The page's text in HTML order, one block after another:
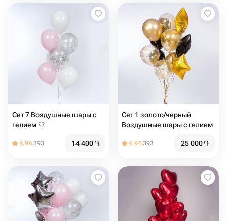
Сет 7 Воздушные шары с
гелием 🤍
4.96393 14 400֏
Сет 1 золото/черный
Воздушные шары с гелием
4.96393 25 000֏